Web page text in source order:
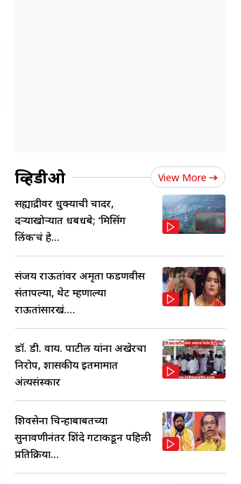
व्हिडीओ View More
सह्याद्रीवर धुक्याची चादर,
दऱ्याखोऱ्यात धबधबे; ‘मिसिंग
लिंक’चं हे...
संजय राऊतांवर अमृता फडणवीस
संतापल्या, थेट म्हणाल्या
राऊतांसारखं....
डॉ. डी. वाय. पाटील यांना अखेरचा
निरोप, शासकीय इतमामात
अंत्यसंस्कार
शिवसेना चिन्हाबाबतच्या
सुनावणीनंतर शिंदे गटाकडून पहिली
प्रतिक्रिया...